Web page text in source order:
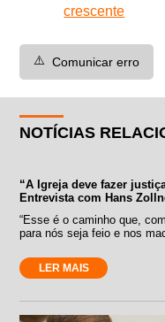
crescente
⚠️ Comunicar erro
NOTÍCIAS
“A Igreja deve fazer
Entrevista com Hans
“Esse é o caminho que,
para nós seja feio e nos
LER MAIS